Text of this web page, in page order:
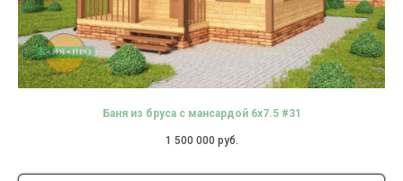
Баня из бруса с мансардой 6х7.5 #31
1 500 000 руб.